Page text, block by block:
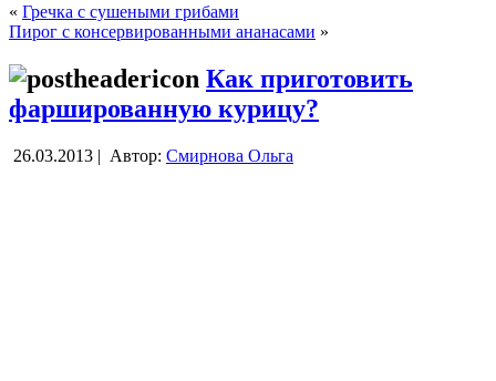
« Гречка с сушеными грибами
Пирог с консервированными ананасами »
Как приготовить
фаршированную курицу?
26.03.2013 | Автор: Смирнова Ольга